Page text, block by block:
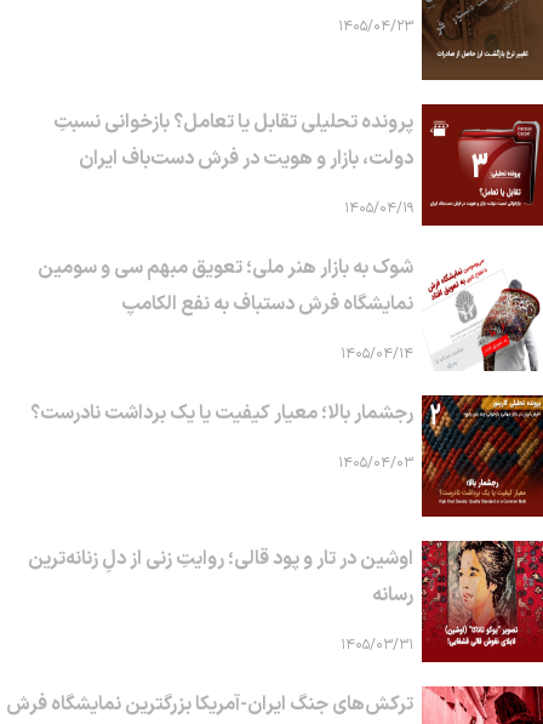
۱۴۰۵/۰۴/۲۳
پرونده تحلیلی تقابل یا تعامل؟ بازخوانی نسبتِ
دولت، بازار و هویت در فرش دست‌باف ایران
۱۴۰۵/۰۴/۱۹
شوک به بازار هنر ملی؛ تعویق مبهم سی و سومین
نمایشگاه فرش دستباف به نفع الکامپ
۱۴۰۵/۰۴/۱۴
رجشمار بالا؛ معیار کیفیت یا یک برداشت نادرست؟
۱۴۰۵/۰۴/۰۳
اوشین در تار و پود قالی؛ روایتِ زنی از دلِ زنانه‌ترین
رسانه
۱۴۰۵/۰۳/۳۱
ترکش‌های جنگ ایران-آمریکا بزرگترین نمایشگاه فرش